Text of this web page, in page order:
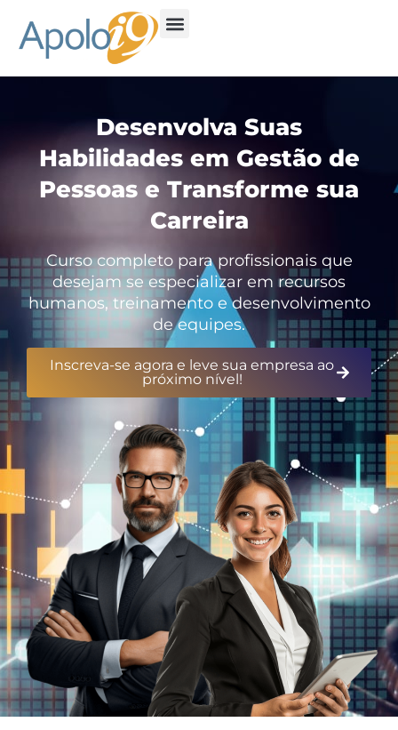
Desenvolva Suas
Habilidades em Gestão de
Pessoas e Transforme sua
Carreira
Curso completo para profissionais que
desejam se especializar em recursos
humanos, treinamento e desenvolvimento
de equipes.
Inscreva-se agora e leve sua empresa ao
próximo nível!